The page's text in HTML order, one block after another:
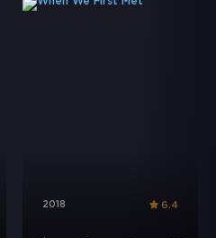
2018 6.4